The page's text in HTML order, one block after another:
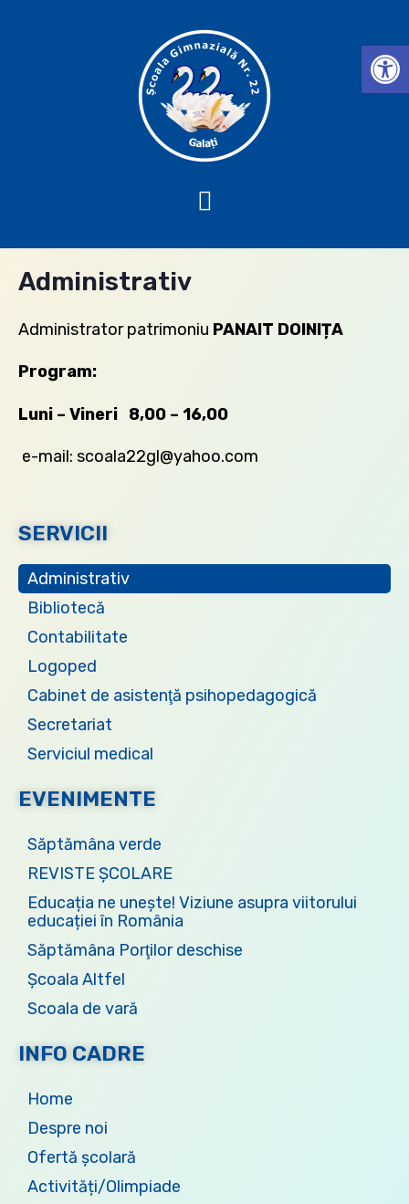
SERVICII
Administrativ
Bibliotecă
Contabilitate
Logoped
Cabinet de asistenţă psihopedagogică
Secretariat
Serviciul medical
EVENIMENTE
Săptămâna verde
REVISTE ȘCOLARE
Educația ne unește! Viziune asupra viitorului
educației în România
Săptămâna Porţilor deschise
Școala Altfel
Scoala de vară
INFO CADRE
Home
Despre noi
Ofertă şcolară
Activități/Olimpiade
Administrativ
Administrator patrimoniu PANAIT DOINIȚA
Program:
Luni – Vineri 8,00 – 16,00
e-mail: scoala22gl@yahoo.com